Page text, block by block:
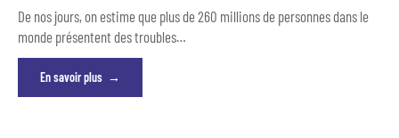
De nos jours, on estime que plus de 260 millions de personnes dans le
monde présentent des troubles…
En savoir plus